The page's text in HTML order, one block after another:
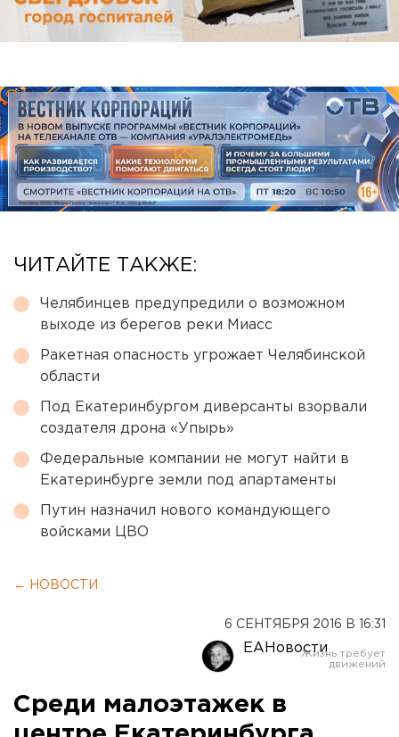
ЧИТАЙТЕ ТАКЖЕ:
Челябинцев предупредили о возможном
выходе из берегов реки Миасс
Ракетная опасность угрожает Челябинской
области
Под Екатеринбургом диверсанты взорвали
создателя дрона «Упырь»
Федеральные компании не могут найти в
Екатеринбурге земли под апартаменты
Путин назначил нового командующего
войсками ЦВО
← НОВОСТИ
6 СЕНТЯБРЯ 2016 В 16:31
ЕАНовости
Среди малоэтажек в